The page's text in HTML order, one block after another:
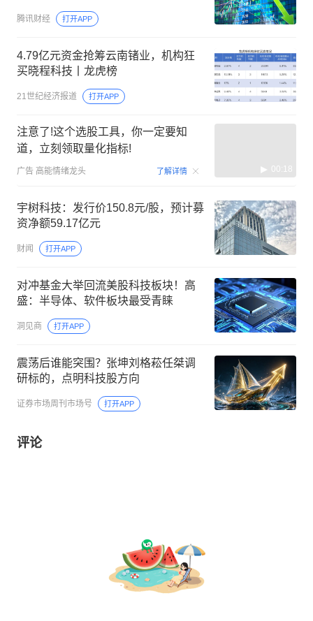
腾讯财经 打开APP
4.79亿元资金抢筹云南锗业，机构狂
买晓程科技丨龙虎榜
21世纪经济报道 打开APP
注意了!这个选股工具，你一定要知
道，立刻领取量化指标!
广告 高能情绪龙头 了解详情 00:18
宇树科技：发行价150.8元/股，预计募
资净额59.17亿元
财闻 打开APP
对冲基金大举回流美股科技板块！高
盛：半导体、软件板块最受青睐
洞见商 打开APP
震荡后谁能突围？张坤刘格菘任桀调
研标的，点明科技股方向
证券市场周刊市场号 打开APP
评论